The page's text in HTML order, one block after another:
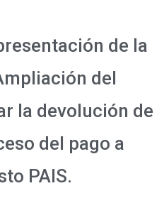
de la
del
la devolución de
del pago a
PAIS.